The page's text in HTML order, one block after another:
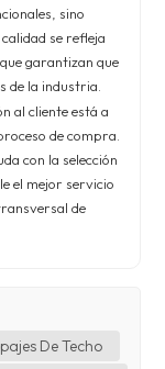
sino
se refleja
garantizan que
de la industria.
al cliente está a
de compra.
con la selección
el mejor servicio
de
De Techo